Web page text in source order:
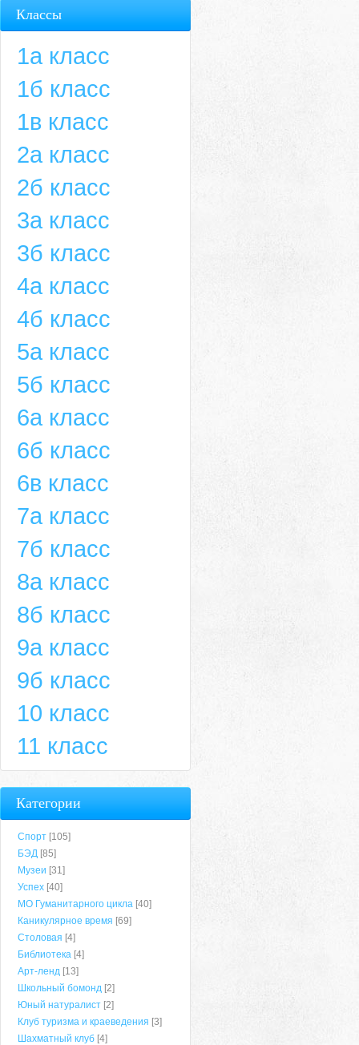
Классы
1а класс
1б класс
1в класс
2а класс
2б класс
3а класс
3б класс
4а класс
4б класс
5а класс
5б класс
6а класс
6б класс
6в класс
7а класс
7б класс
8а класс
8б класс
9а класс
9б класс
10 класс
11 класс
Категории
Спорт [105]
БЭД [85]
Музеи [31]
Успех [40]
МО Гуманитарного цикла [40]
Каникулярное время [69]
Столовая [4]
Библиотека [4]
Арт-ленд [13]
Школьный бомонд [2]
Юный натуралист [2]
Клуб туризма и краеведения [3]
Шахматный клуб [4]